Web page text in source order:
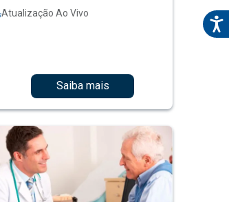
Atualização Ao Vivo
Saiba mais